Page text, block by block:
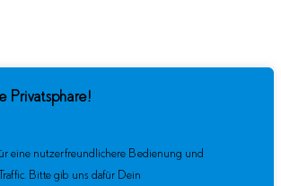
Privatsphäre!
eine nutzerfreundlichere Bedienung und
Bitte gib uns dafür Dein